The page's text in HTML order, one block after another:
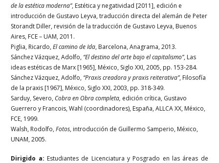
de la estética moderna”, Estética y negatividad [2011], edición e
introducción de Gustavo Leyva, traducción directa del alemán de Peter
Storandt Diller, revisión de la traducción de Gustavo Leyva, Buenos
Aires, FCE – UAM, 2011.
Piglia, Ricardo,El camino de Ida, Barcelona, Anagrama, 2013.
Sánchez Vázquez, Adolfo,“El destino del arte bajo el capitalismo”, Las
ideas estéticas de Marx [1965], México, Siglo XXI, 2005, pp. 153-284.
Sánchez Vázquez, Adolfo,“Praxis creadora y praxis reiterativa”, Filosofía
de la praxis [1967], México, Siglo XXI, 2003, pp. 318-349.
Sarduy, Severo, Cobra en Obra completa, edición crítica, Gustavo
Guerrero y Francois, Wahl (coordinadores), España, ALLCA XX, México,
FCE, 1999.
Walsh, Rodolfo,Fotos, introducción de Guillermo Samperio, México,
UNAM, 2005.
Dirigido a: Estudiantes de Licenciatura y Posgrado en las áreas de